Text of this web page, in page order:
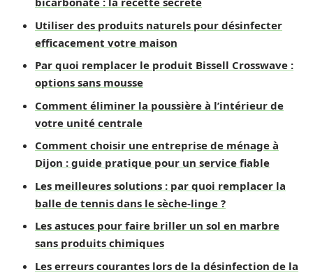
Utiliser des produits naturels pour désinfecter
efficacement votre maison
Par quoi remplacer le produit Bissell Crosswave :
options sans mousse
Comment éliminer la poussière à l’intérieur de
votre unité centrale
Comment choisir une entreprise de ménage à
Dijon : guide pratique pour un service fiable
Les meilleures solutions : par quoi remplacer la
balle de tennis dans le sèche-linge ?
Les astuces pour faire briller un sol en marbre
sans produits chimiques
Les erreurs courantes lors de la désinfection de la